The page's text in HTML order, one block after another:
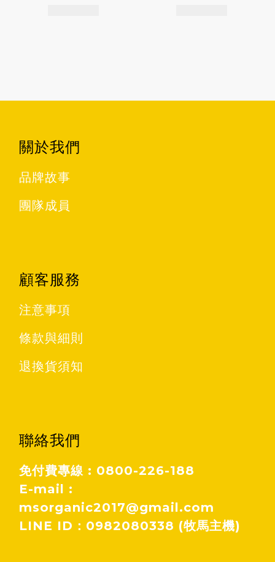
關於我們
品牌故事
團隊成員
顧客服務
注意事項
條款與細則
退換貨須知
聯絡我們
免付費專線 : 0800-226-188
E-mail :
msorganic2017@gmail.com
LINE ID：0982080338 (牧馬主機)